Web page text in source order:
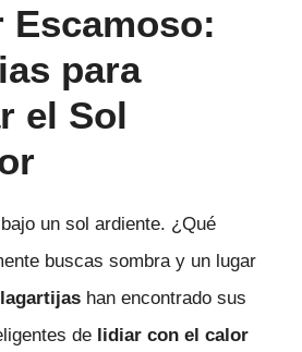
Escamoso:
para
el Sol
un sol ardiente. ¿Qué
buscas sombra y un lugar
lagartijas han encontrado sus
de lidiar con el calor